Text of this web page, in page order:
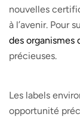
nouvelles
à l’avenir. Pour
des
précieuses.
Les labels
opportunité